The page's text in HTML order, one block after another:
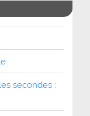
secondes :